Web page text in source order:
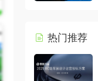
热门推荐